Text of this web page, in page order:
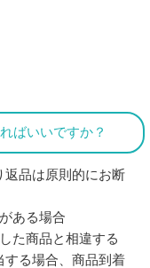
ばいいですか？
返品は原則的にお断
ある場合
た商品と相違する
する場合、商品到着